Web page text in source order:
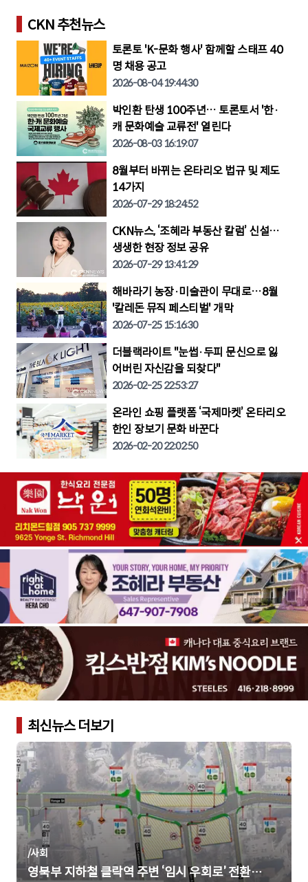
CKN 추천뉴스
토론토 'K-문화 행사' 함께할 스태프 40
명 채용 공고
2026-08-04 19:44:30
박인환 탄생 100주년… 토론토서 '한·
캐 문화예술 교류전' 열린다
2026-08-03 16:19:07
8월부터 바뀌는 온타리오 법규 및 제도
14가지
2026-07-29 18:24:52
CKN뉴스, ‘조혜라 부동산 칼럼’ 신설…
생생한 현장 정보 공유
2026-07-29 13:41:29
해바라기 농장·미술관이 무대로…8월
'칼레돈 뮤직 페스티벌' 개막
2026-07-25 15:16:30
더블랙라이트 "눈썹·두피 문신으로 잃
어버린 자신감을 되찾다"
2026-02-25 22:53:27
온라인 쇼핑 플랫폼 ‘국제마켓’ 온타리오
한인 장보기 문화 바꾼다
2026-02-20 22:02:50
최신뉴스 더보기
/사회
영북부 지하철 클락역 주변 ‘임시 우회로’ 전환…